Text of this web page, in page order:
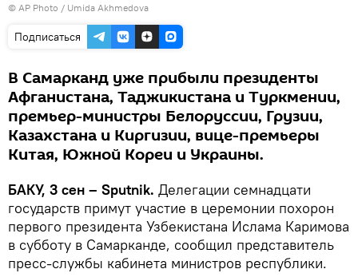
© AP Photo / Umida Akhmedova
Подписаться
В Самарканд уже прибыли президенты
Афганистана, Таджикистана и Туркмении,
премьер-министры Белоруссии, Грузии,
Казахстана и Киргизии, вице-премьеры
Китая, Южной Кореи и Украины.
БАКУ, 3 сен – Sputnik. Делегации семнадцати
государств примут участие в церемонии похорон
первого президента Узбекистана Ислама Каримова
в субботу в Самарканде, сообщил представитель
пресс-службы кабинета министров республики.